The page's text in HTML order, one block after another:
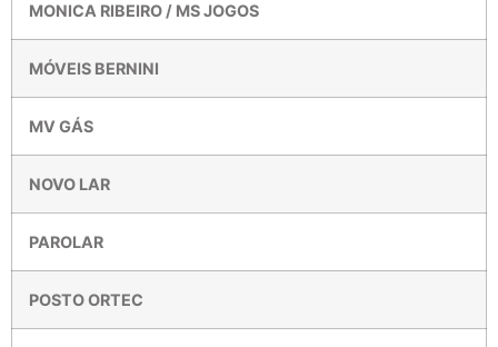
MONICA RIBEIRO / MS JOGOS
MÓVEIS BERNINI
MV GÁS
NOVO LAR
PAROLAR
POSTO ORTEC